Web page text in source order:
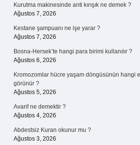
Kurutma makinesinde anti kırışık ne demek ?
Ağustos 7, 2026
Kestane şampuanı ne işe yarar ?
Ağustos 7, 2026
Bosna-Hersek’te hangi para birimi kullanılır ?
Ağustos 6, 2026
Kromozomlar hücre yaşam döngüsünün hangi
görünür ?
Ağustos 5, 2026
Avarif ne demektir ?
Ağustos 4, 2026
Abdestsiz Kuran okunur mu ?
Ağustos 3, 2026